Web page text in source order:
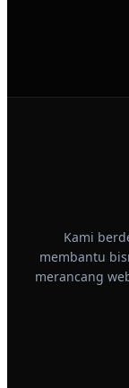
Kami
membantu
merancang